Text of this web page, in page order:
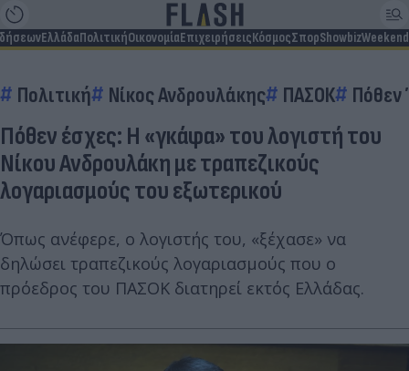
ΕλλάδαΠολιτικήΟικονομίαΕπιχειρήσειςΚόσμοςΣπορShowbizWeekend
Πολιτική Νίκος Ανδρουλάκης ΠΑΣΟΚ Πόθεν
Πόθεν έσχες: Η «γκάφα» του λογιστή του
Νίκου Ανδρουλάκη με τραπεζικούς
λογαριασμούς του εξωτερικού
Όπως ανέφερε, ο λογιστής του, «ξέχασε» να
δηλώσει τραπεζικούς λογαριασμούς που ο
πρόεδρος του ΠΑΣΟΚ διατηρεί εκτός Ελλάδας.